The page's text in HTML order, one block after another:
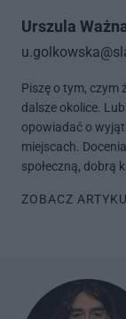
Urszula
Piszę o tym, czym
dalsze okolice.
opowiadać o
miejscach.
społeczną, dobrą
ZOBACZ